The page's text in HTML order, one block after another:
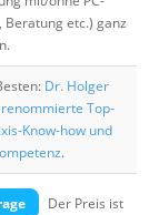
Beratung etc.) ganz
Dr. Holger
renommierte Top-
Know-how und
.
Der Preis ist